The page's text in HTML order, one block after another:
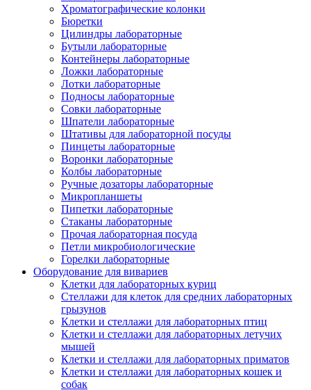
Хроматографические колонки
Бюретки
Цилиндры лабораторные
Бутыли лабораторные
Контейнеры лабораторные
Ложки лабораторные
Лотки лабораторные
Подносы лабораторные
Совки лабораторные
Шпатели лабораторные
Штативы для лабораторной посуды
Пинцеты лабораторные
Воронки лабораторные
Колбы лабораторные
Ручные дозаторы лабораторные
Микропланшеты
Пипетки лабораторные
Стаканы лабораторные
Прочая лабораторная посуда
Петли микробиологические
Горелки лабораторные
Оборудование для вивариев
Клетки для лабораторных куриц
Стеллажи для клеток для средних лабораторных
грызунов
Клетки и стеллажи для лабораторных птиц
Клетки и стеллажи для лабораторных летучих
мышей
Клетки и стеллажи для лабораторных приматов
Клетки и стеллажи для лабораторных кошек и
собак